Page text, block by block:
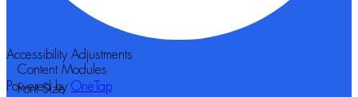
Accessibility Adjustments
Powered by OneTap
Content Modules
Font Size